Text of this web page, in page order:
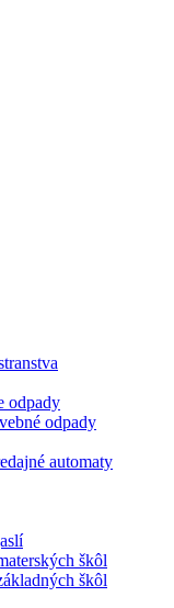
odpady
odpady
automaty
škôl
škôl